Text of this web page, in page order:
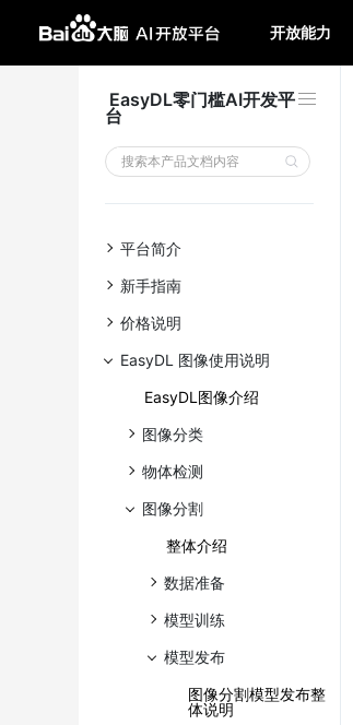
开放能力
EasyDL零门槛AI开发平
台
平台简介
新手指南
价格说明
EasyDL 图像使用说明
EasyDL图像介绍
图像分类
物体检测
图像分割
整体介绍
数据准备
模型训练
模型发布
图像分割模型发布整
体说明